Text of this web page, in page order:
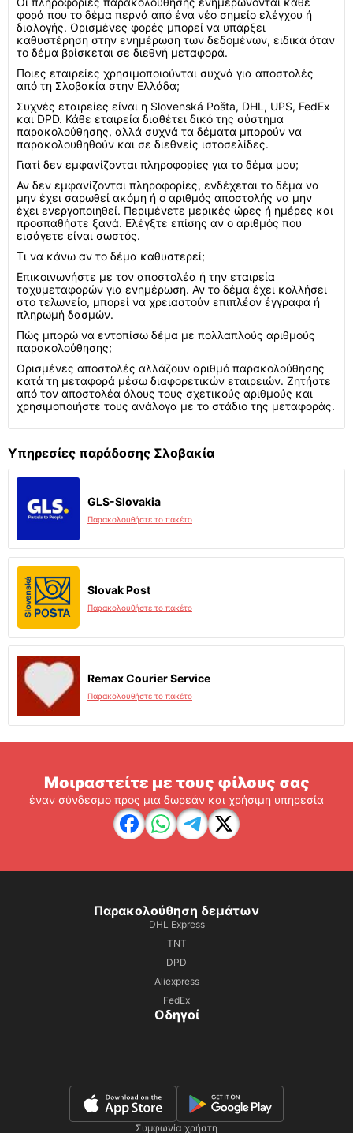
φορά που το δέμα περνά από ένα νέο σημείο ελέγχου ή
διαλογής. Ορισμένες φορές μπορεί να υπάρξει
καθυστέρηση στην ενημέρωση των δεδομένων, ειδικά όταν
το δέμα βρίσκεται σε διεθνή μεταφορά.
Ποιες εταιρείες χρησιμοποιούνται συχνά για αποστολές
από τη Σλοβακία στην Ελλάδα;
Συχνές εταιρείες είναι η Slovenská Pošta, DHL, UPS, FedEx
και DPD. Κάθε εταιρεία διαθέτει δικό της σύστημα
παρακολούθησης, αλλά συχνά τα δέματα μπορούν να
παρακολουθηθούν και σε διεθνείς ιστοσελίδες.
Γιατί δεν εμφανίζονται πληροφορίες για το δέμα μου;
Αν δεν εμφανίζονται πληροφορίες, ενδέχεται το δέμα να
μην έχει σαρωθεί ακόμη ή ο αριθμός αποστολής να μην
έχει ενεργοποιηθεί. Περιμένετε μερικές ώρες ή ημέρες και
προσπαθήστε ξανά. Ελέγξτε επίσης αν ο αριθμός που
εισάγετε είναι σωστός.
Τι να κάνω αν το δέμα καθυστερεί;
Επικοινωνήστε με τον αποστολέα ή την εταιρεία
ταχυμεταφορών για ενημέρωση. Αν το δέμα έχει κολλήσει
στο τελωνείο, μπορεί να χρειαστούν επιπλέον έγγραφα ή
πληρωμή δασμών.
Πώς μπορώ να εντοπίσω δέμα με πολλαπλούς αριθμούς
παρακολούθησης;
Ορισμένες αποστολές αλλάζουν αριθμό παρακολούθησης
κατά τη μεταφορά μέσω διαφορετικών εταιρειών. Ζητήστε
από τον αποστολέα όλους τους σχετικούς αριθμούς και
χρησιμοποιήστε τους ανάλογα με το στάδιο της μεταφοράς.
Υπηρεσίες παράδοσης Σλοβακία
GLS-Slovakia
Παρακολουθήστε το πακέτο
Slovak Post
Παρακολουθήστε το πακέτο
Remax Courier Service
Παρακολουθήστε το πακέτο
Μοιραστείτε με τους φίλους σας
έναν σύνδεσμο προς μια δωρεάν και χρήσιμη υπηρεσία
Παρακολούθηση δεμάτων
DHL Express
TNT
DPD
Aliexpress
FedEx
Οδηγοί
Συμφωνία χρήστη